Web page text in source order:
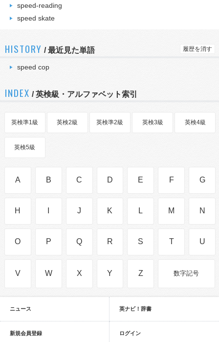
speed-reading
speed skate
HISTORY /最近見た単語 履歴を消す
speed cop
INDEX / 英検級・アルファベット索引
英検準1級 英検2級 英検準2級 英検3級 英検4級
英検5級
A B C D E F G
H J K L M N
O P Q R S T U
V W X Y Z 数字記号
ニュース 英ナビ！辞書
新規会員登録 ログイン